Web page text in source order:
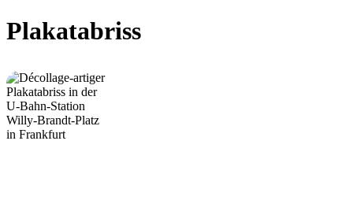
Plakatabriss